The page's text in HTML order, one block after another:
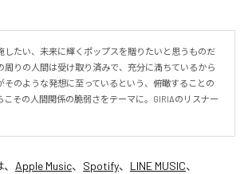
したい、未来に輝くポップスを贈りたいと思うものだ
周りの人間は受け取り済みで、充分に満ちているから
そのような発想に至っているという、俯瞰することの
こその人間関係の脆弱さをテーマに。GIRIAのリスナー
Apple Music、 Spotify、 LINE MUSIC、